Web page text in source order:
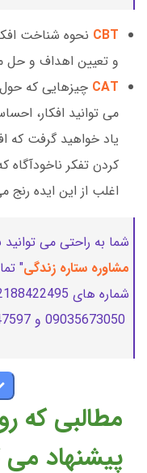
CBT نحوه شناخت
و تعیین اهداف و حل
CAT چیزهایی که
می توانید افکار،
یاد خواهید گرفت که
کردن تفکر
اغلب از این ایده رنج
شما به راحتی می توانید
مشاوره ستاره زندگی"
مطالبی که
پیشنهاد می